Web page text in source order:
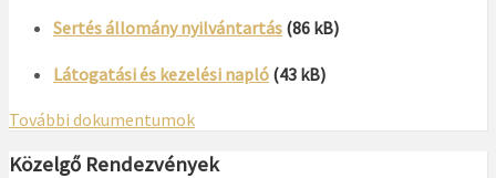
Sertés állomány nyilvántartás (86 kB)
Látogatási és kezelési napló (43 kB)
További dokumentumok
Közelgő Rendezvények